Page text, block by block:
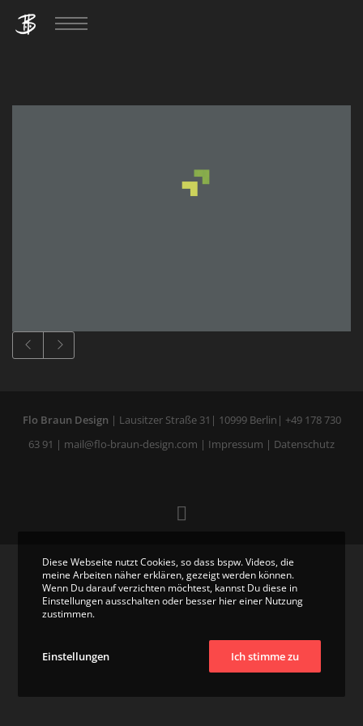
Flo Braun Design | Lausitzer Straße 31| 10999 Berlin| +49 178 730
63 91 | mail@flo-braun-design.com | Impressum | Datenschutz
Diese Webseite nutzt Cookies, so dass bspw. Videos, die
meine Arbeiten näher erklären, gezeigt werden können.
Wenn Du darauf verzichten möchtest, kannst Du diese in
Einstellungen ausschalten oder besser hier einer Nutzung
zustimmen.
Einstellungen Ich stimme zu